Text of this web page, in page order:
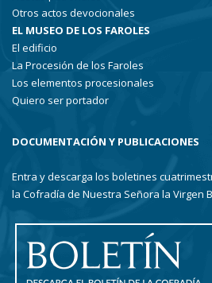
Otros actos devocionales
EL MUSEO DE LOS FAROLES
El edificio
La Procesión de los Faroles
Los elementos procesionales
Quiero ser portador
DOCUMENTACIÓN Y PUBLICACIONES
Entra y descarga los boletines
la Cofradía de Nuestra Señora la Virgen